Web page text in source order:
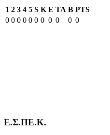
1 2 3 4 5 S K E TA B PTS
0 0 0 0 0 0 0 0 0 0 0
Ε.Σ.ΠΕ.Κ.